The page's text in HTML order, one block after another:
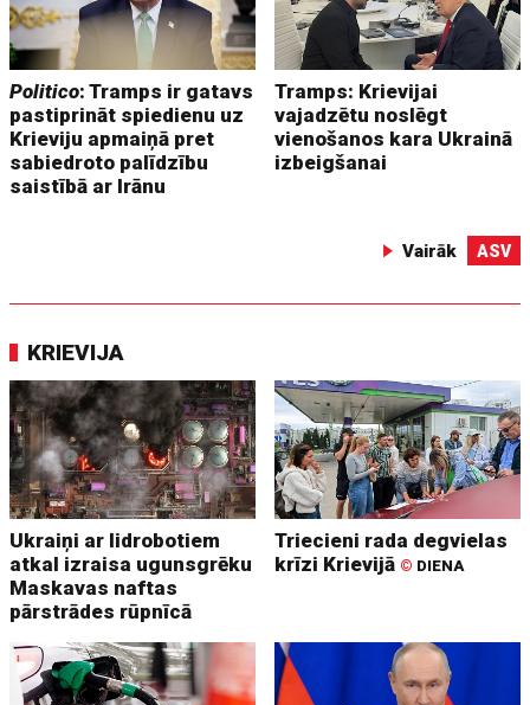
Politico: Tramps ir gatavs
pastiprināt spiedienu uz
Krieviju apmaiņā pret
sabiedroto palīdzību
saistībā ar Irānu
Tramps: Krievijai
vajadzētu noslēgt
vienošanos kara Ukrainā
izbeigšanai
Vairāk ASV
KRIEVIJA
Ukraiņi ar lidrobotiem
atkal izraisa ugunsgrēku
Maskavas naftas
pārstrādes rūpnīcā
Triecieni rada degvielas
krīzi Krievijā © DIENA